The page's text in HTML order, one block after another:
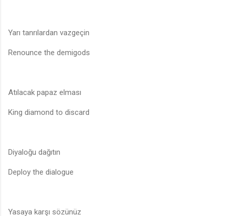
Yarı tanrılardan vazgeçin
Renounce the demigods
Atılacak papaz elması
King diamond to discard
Diyaloğu dağıtın
Deploy the dialogue
Yasaya karşı sözünüz